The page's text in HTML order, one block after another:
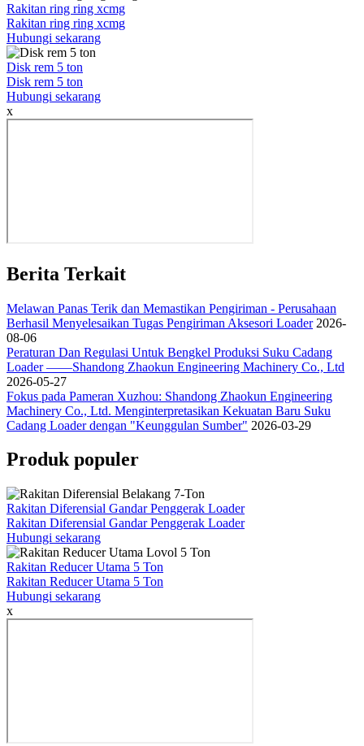
Rakitan ring ring xcmg
Rakitan ring ring xcmg
Hubungi sekarang
Disk rem 5 ton
Disk rem 5 ton
Hubungi sekarang
x
Berita Terkait
Melawan Panas Terik dan Memastikan Pengiriman - Perusahaan
Berhasil Menyelesaikan Tugas Pengiriman Aksesori Loader 2026-
08-06
Peraturan Dan Regulasi Untuk Bengkel Produksi Suku Cadang
Loader ——Shandong Zhaokun Engineering Machinery Co., Ltd
2026-05-27
Fokus pada Pameran Xuzhou: Shandong Zhaokun Engineering
Machinery Co., Ltd. Menginterpretasikan Kekuatan Baru Suku
Cadang Loader dengan "Keunggulan Sumber" 2026-03-29
Produk populer
Rakitan Diferensial Gandar Penggerak Loader
Rakitan Diferensial Gandar Penggerak Loader
Hubungi sekarang
Rakitan Reducer Utama 5 Ton
Rakitan Reducer Utama 5 Ton
Hubungi sekarang
x